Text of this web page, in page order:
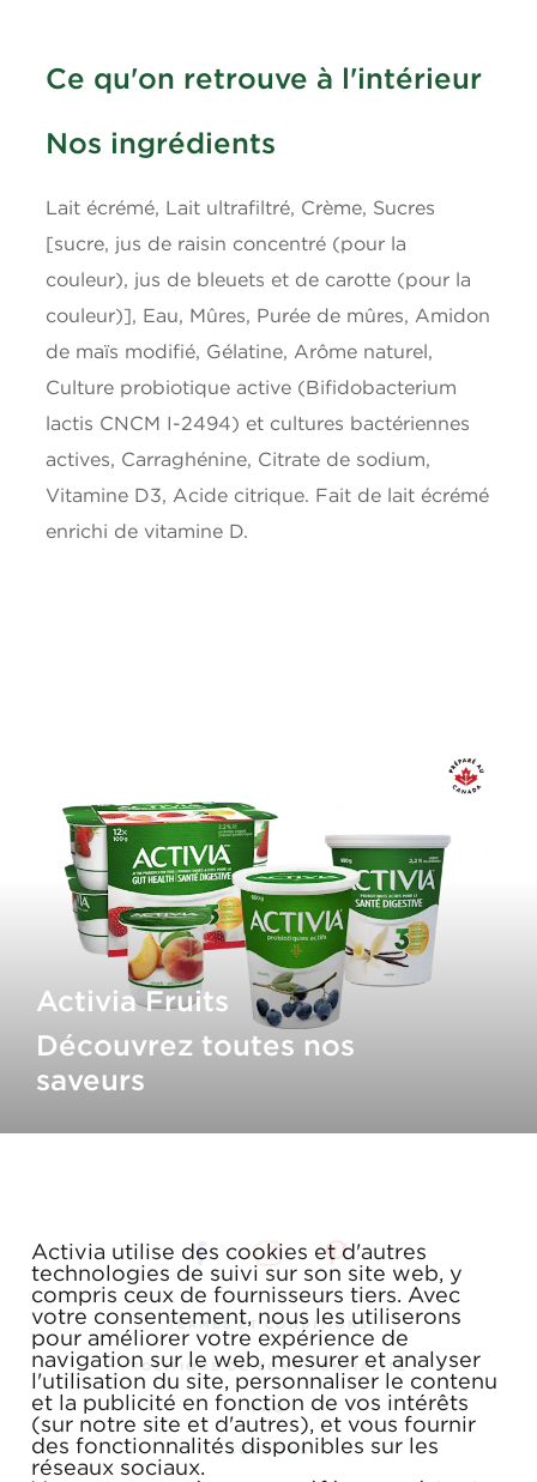
Sucres 9g
Protéines
Cholestérol 10mg
Sodium 40mg
Potassium
Calcium 150mg
Fer 0.1mg
Vitamine D
Ce qu'on retrouve à l'intérieur
Nos ingrédients
Lait écrémé, Lait ultrafiltré, Crème, Sucres
[sucre, jus de raisin concentré (pour la
couleur), jus de bleuets et de carotte (pour la
couleur)], Eau, Mûres, Purée de mûres, Amidon
de maïs modifié, Gélatine, Arôme naturel,
Culture probiotique active (Bifidobacterium
lactis CNCM I-2494) et cultures bactériennes
actives, Carraghénine, Citrate de sodium,
Vitamine D3, Acide citrique. Fait de lait écrémé
enrichi de vitamine D.
Activia Fruits
Découvrez toutes nos
saveurs
TERMES ET CONDITIONS
POLITIQUE DE CONFIDENTIALITÉ
FAQ
COUPONS
Activia utilise des cookies et d'autres
technologies de suivi sur son site web, y
compris ceux de fournisseurs tiers. Avec
votre consentement, nous les utiliserons
pour améliorer votre expérience de
navigation sur le web, mesurer et analyser
l'utilisation du site, personnaliser le contenu
et la publicité en fonction de vos intérêts
(sur notre site et d'autres), et vous fournir
des fonctionnalités disponibles sur les
réseaux sociaux.